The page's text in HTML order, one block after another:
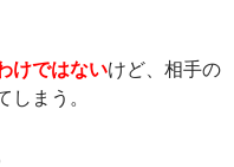
けではないけど、相手の
まう。